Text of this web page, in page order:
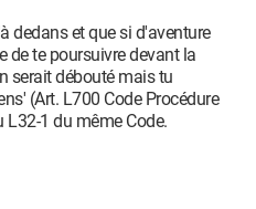
dedans et que si d'aventure
de te poursuivre devant la
serait débouté mais tu
(Art. L700 Code Procédure
L32-1 du même Code.